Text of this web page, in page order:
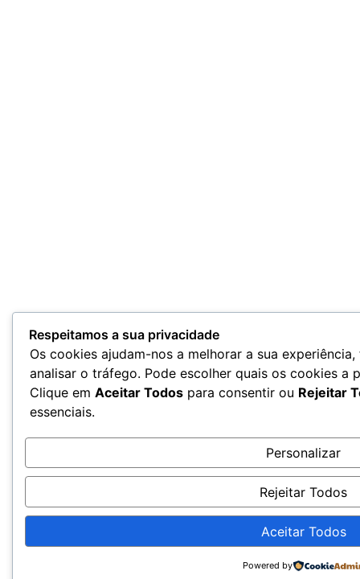
Respeitamos a sua privacidade
Os cookies ajudam-nos a melhorar a sua
analisar o tráfego. Pode escolher quais os cookies a
Clique em Aceitar Todos para consentir ou Rejeitar
essenciais.
Personalizar
Rejeitar Todos
Aceitar Todos
Powered by